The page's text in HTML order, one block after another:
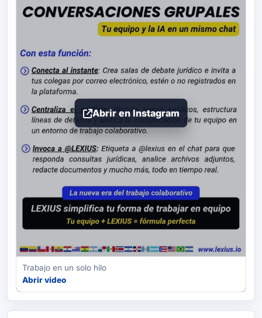
Abrir en Instagram
Trabajo en un solo hilo
Abrir video